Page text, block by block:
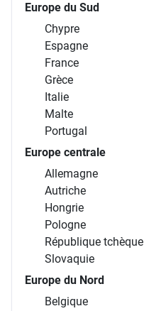
Europe du Sud
Chypre
Espagne
France
Grèce
Italie
Malte
Portugal
Europe centrale
Allemagne
Autriche
Hongrie
Pologne
République tchèque
Slovaquie
Europe du Nord
Belgique